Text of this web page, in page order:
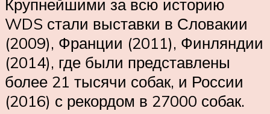
Крупнейшими за всю историю
WDS стали выставки в Словакии
(2009), Франции (2011), Финляндии
(2014), где были представлены
более 21 тысячи собак, и России
(2016) с рекордом в 27000 собак.